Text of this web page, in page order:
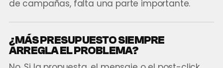
de campañas, falta una parte importante.
¿MÁS PRESUPUESTO SIEMPRE
ARREGLA EL PROBLEMA?